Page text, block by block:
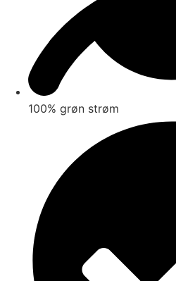
100% grøn strøm